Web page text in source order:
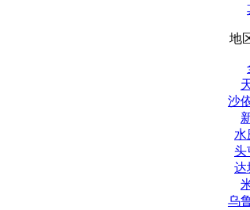
地
沙
水
头
达
乌